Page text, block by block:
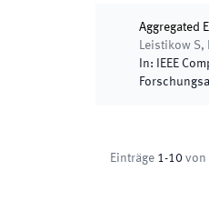
Aggregated
Leistikow S,
In:
IEEE
Einträge 1-10 von